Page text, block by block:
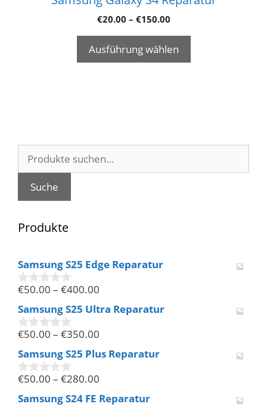
€20.00 – €150.00
Ausführung wählen
nach:
Suche
Produkte
Samsung S25 Edge Reparatur
0
o
n
5
€50.00 – €400.00
Samsung S25 Ultra Reparatur
0
o
n
5
€50.00 – €350.00
Samsung S25 Plus Reparatur
0
o
€50.00 – €280.00
Samsung S24 FE Reparatur